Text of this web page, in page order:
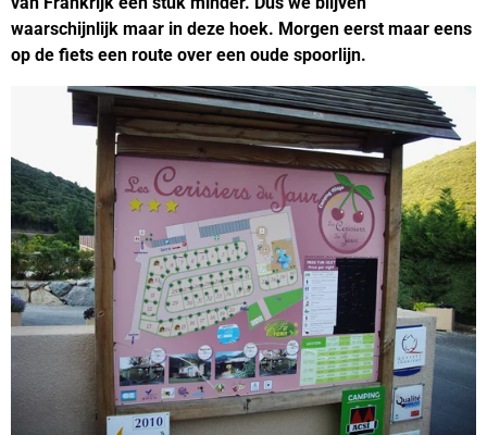
waarschijnlijk maar in deze hoek. Morgen eerst maar eens
op de fiets een route over een oude spoorlijn.